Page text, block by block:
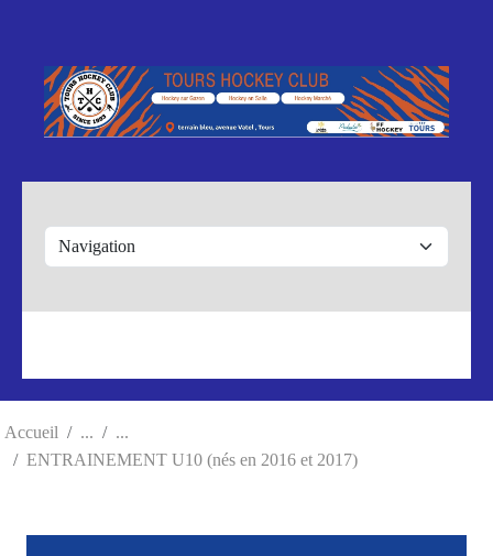
Accueil
ENTRAINEMENT U10 (nés en 2016 et 2017)